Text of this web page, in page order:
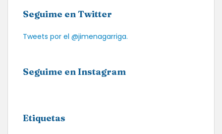
Seguime en Twitter
Tweets por el @jimenagarriga.
Seguime en Instagram
Etiquetas